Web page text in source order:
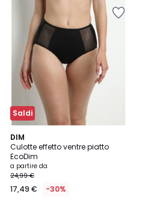
Saldi
DIM
Culotte effetto ventre piatto
EcoDim
a partire da
24,99 €
17,49 € -30%
4,5
/ 5
3
Colori